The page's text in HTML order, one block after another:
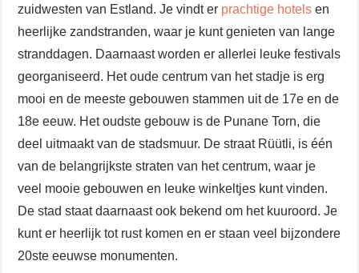
zuidwesten van Estland. Je vindt er prachtige hotels en
heerlijke zandstranden, waar je kunt genieten van lange
stranddagen. Daarnaast worden er allerlei leuke festivals
georganiseerd. Het oude centrum van het stadje is erg
mooi en de meeste gebouwen stammen uit de 17e en de
18e eeuw. Het oudste gebouw is de Punane Torn, die
deel uitmaakt van de stadsmuur. De straat Rüütli, is één
van de belangrijkste straten van het centrum, waar je
veel mooie gebouwen en leuke winkeltjes kunt vinden.
De stad staat daarnaast ook bekend om het kuuroord. Je
kunt er heerlijk tot rust komen en er staan veel bijzondere
20ste eeuwse monumenten.